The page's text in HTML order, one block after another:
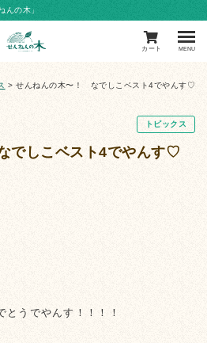
んの木」
カート MENU
> せんねんの木〜！ なでしこベスト4でやんす♡
トピックス
でしこベスト4でやんす♡
とうでやんす！！！！